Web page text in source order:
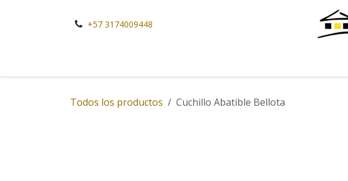
+57 3174009448
Todos los productos Cuchillo Abatible Bellota